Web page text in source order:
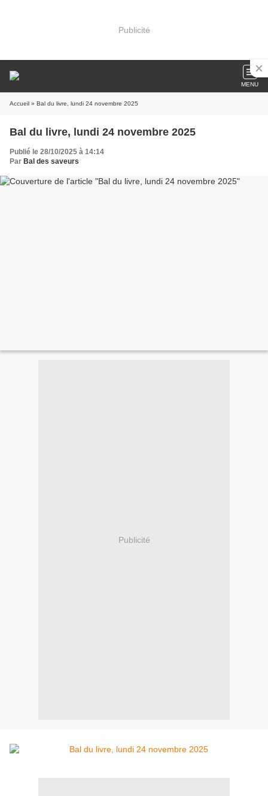
Publicité
MENU
Accueil » Bal du livre, lundi 24 novembre 2025
Bal du livre, lundi 24 novembre 2025
Publié le 28/10/2025 à 14:14
Par Bal des saveurs
Publicité